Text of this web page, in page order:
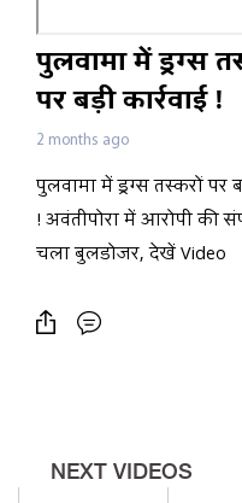
पुलवामा में ड्रग्स
पर बड़ी कार्रवाई !
अवंतीपोरा में
संपत्ति पर चला
देखें Video
2 months ago
पुलवामा में ड्रग्स तस्करों पर
! अवंतीपोरा में आरोपी की
चला बुलडोजर, देखें Video
NEXT VIDEOS